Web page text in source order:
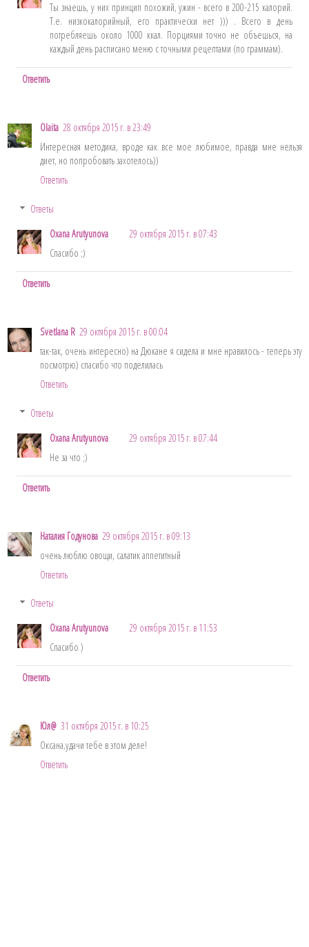
Ты знаешь, у них принцип похожий, ужин - всего в 200-215 калорий.
Т.е. низкокалорийный, его практически нет ))) . Всего в день
потребляешь около 1000 ккал. Порциями точно не объешься, на
каждый день расписано меню с точными рецептами (по граммам).
Ответить
Olaita 28 октября 2015 г. в 23:49
Интересная методика, вроде как все мое любимое, правда мне нельзя
диет, но попробовать захотелось))
Ответить
Ответы
Oxana Arutyunova
29 октября 2015 г. в 07:43
Спасибо ;)
Ответить
Svetlana R 29 октября 2015 г. в 00:04
так-так, очень интересно) на Дюкане я сидела и мне нравилось - теперь эту
посмотрю) спасибо что поделилась
Ответить
Ответы
Oxana Arutyunova
29 октября 2015 г. в 07:44
Не за что ;)
Ответить
Наталия Годунова 29 октября 2015 г. в 09:13
очень люблю овощи, салатик аппетитный
Ответить
Ответы
Oxana Arutyunova
29 октября 2015 г. в 11:53
Спасибо )
Ответить
Юл@ 31 октября 2015 г. в 10:25
Оксана,удачи тебе в этом деле!
Ответить